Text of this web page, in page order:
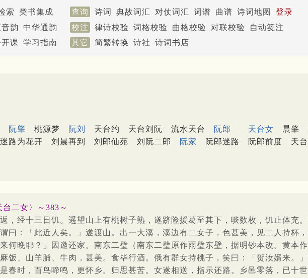
索 类书集成 查询 诗词 典故词汇 对仗词汇 词谱 曲谱 诗词地图
登录
韵 中华通韵 校注 律诗校验 词格校验 曲格校验 对联校验
自动笺注
课 学习指南 其它 简繁转换 诗社 诗词书店
阮肇 桃源梦 阮刘 天台约 天台刘阮 流水天台 阮郎 天台女 晨肇
迷路为花开 刘晨再到 刘郎仙苑 刘阮二郎 阮家 阮郎迷路 阮郎前度 天
台二女〉～383～
，经十三日饥。遥望山上有桃树子熟，遂跻险援葛至其下，啖数枚，饥止体充
曰：「此近人矣。」遂渡山。出一大溪，溪边有二女子，色甚美，见二人持杯
何晚耶？」因邀还家。南东二璧（南东二璧原作雨璧东壁，据明钞本改。黄本
饭、山羊脯、牛肉，甚美。食毕行酒。俄有群女持桃子，笑曰：「贺汝婿来。
春时，百鸟啼鸣，更怀乡。归思甚苦。女遂相送，指示还路。乡邑零落，已十世